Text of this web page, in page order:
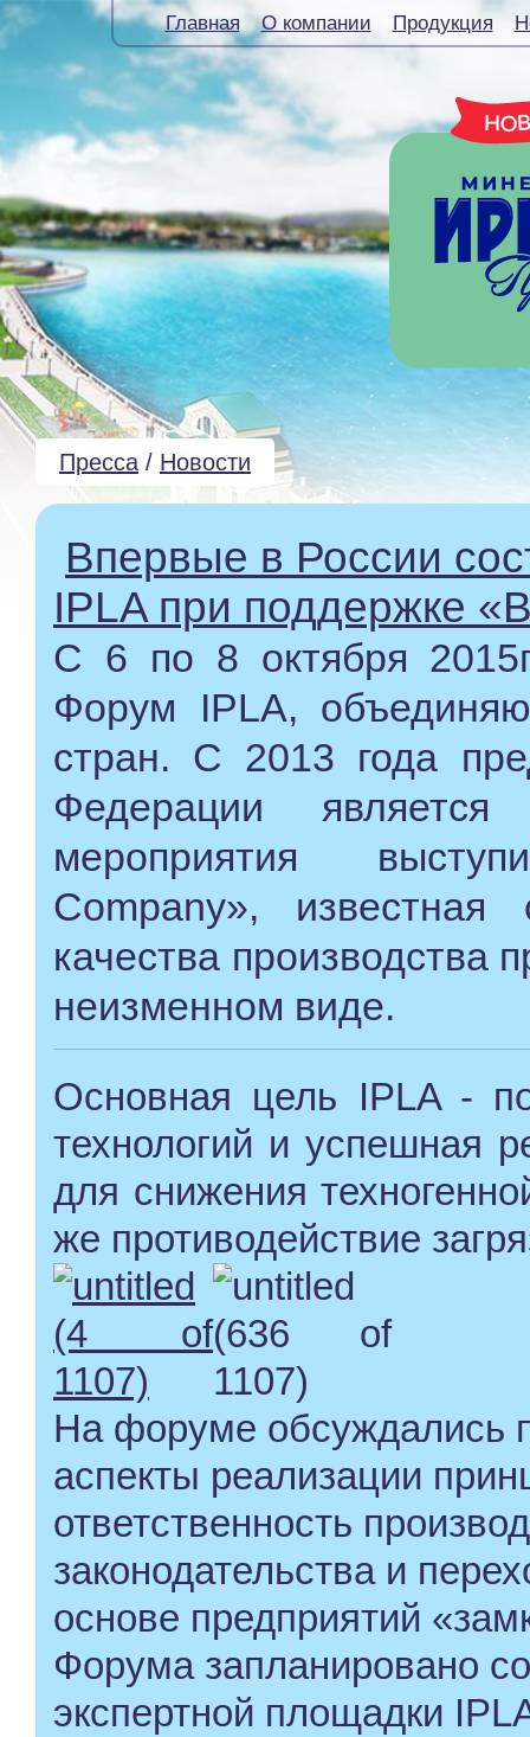
Главная О компании Продукция
Пресса / Новости
Впервые в России
IPLA при поддержке
С 6 по 8 октября
Форум IPLA,
стран. С 2013 года
Федерации является
мероприятия
Company»,
качества производства
неизменном виде.
Основная цель IPLA -
технологий и успешная
для снижения
же противодействие
На форуме обсуждались
аспекты реализации
ответственность
законодательства и
основе предприятий
Форума запланировано
экспертной площадки